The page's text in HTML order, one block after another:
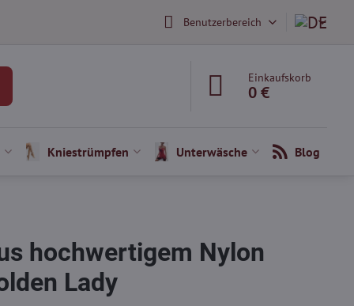
Benutzerbereich
Einkaufskorb
0 €
Kniestrümpfen Unterwäsche Blog
hochwertigem Nylon
Lady